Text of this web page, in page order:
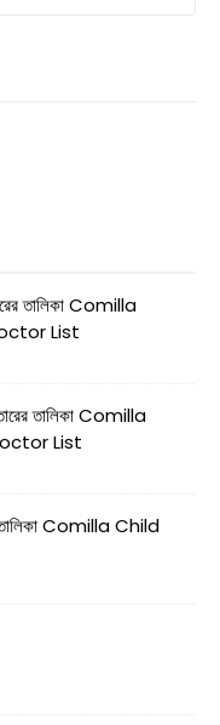
তালিকা Comilla
List
তালিকা Comilla
List
তালিকা Comilla Child